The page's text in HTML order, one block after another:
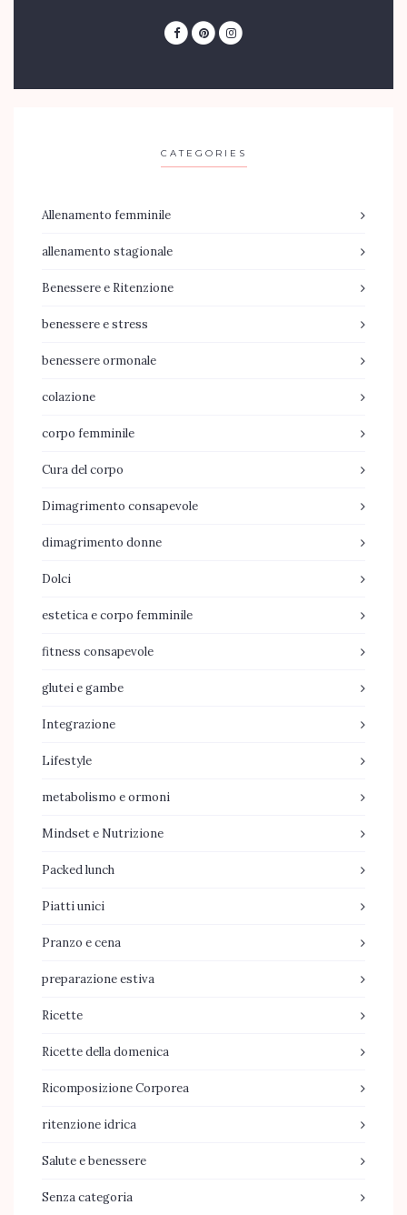
CATEGORIES
Allenamento femminile
allenamento stagionale
Benessere e Ritenzione
benessere e stress
benessere ormonale
colazione
corpo femminile
Cura del corpo
Dimagrimento consapevole
dimagrimento donne
Dolci
estetica e corpo femminile
fitness consapevole
glutei e gambe
Integrazione
Lifestyle
metabolismo e ormoni
Mindset e Nutrizione
Packed lunch
Piatti unici
Pranzo e cena
preparazione estiva
Ricette
Ricette della domenica
Ricomposizione Corporea
ritenzione idrica
Salute e benessere
Senza categoria